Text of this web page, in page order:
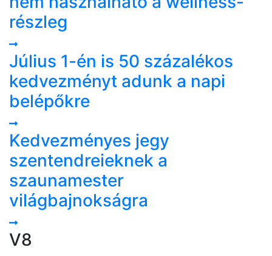
részleg
Július 1-én is 50 százalékos
kedvezményt adunk a napi
belépőkre
Kedvezményes jegy
szentendreieknek a
szaunamester
világbajnokságra
V8